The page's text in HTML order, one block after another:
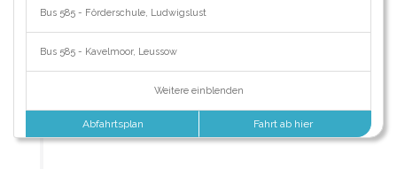
Bus 585 - Förderschule, Ludwigslust
Bus 585 - Kavelmoor, Leussow
Weitere einblenden
Abfahrtsplan Fahrt ab hier